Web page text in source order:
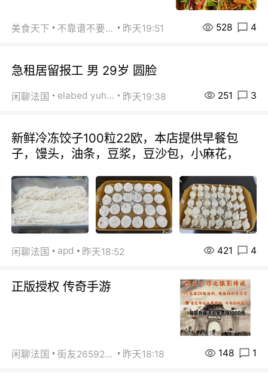
美食天下 不靠谱不要联系 昨天19:51 528 4
急租居留报工 男 29岁 圆脸
闲聊法国 elabed yuhua 昨天19:38 251 3
新鲜冷冻饺子100粒22欧，本店提供早餐包
子，馒头，油条，豆浆，豆沙包，小麻花，
闲聊法国 apd 昨天18:52 421 4
正版授权 传奇手游
闲聊法国 街友26592800 昨天18:18 148 1